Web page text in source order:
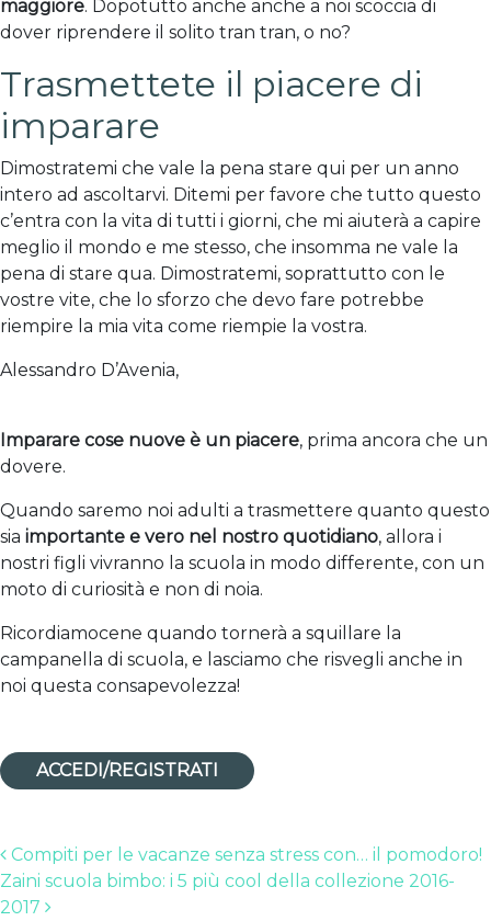
maggiore. Dopotutto anche anche a noi scoccia di
dover riprendere il solito tran tran, o no?
Trasmettete il piacere di
imparare
Dimostratemi che vale la pena stare qui per un anno
intero ad ascoltarvi. Ditemi per favore che tutto questo
c’entra con la vita di tutti i giorni, che mi aiuterà a capire
meglio il mondo e me stesso, che insomma ne vale la
pena di stare qua. Dimostratemi, soprattutto con le
vostre vite, che lo sforzo che devo fare potrebbe
riempire la mia vita come riempie la vostra.
Alessandro D’Avenia,
Imparare cose nuove è un piacere, prima ancora che un
dovere.
Quando saremo noi adulti a trasmettere quanto questo
sia importante e vero nel nostro quotidiano, allora i
nostri figli vivranno la scuola in modo differente, con un
moto di curiosità e non di noia.
Ricordiamocene quando tornerà a squillare la
campanella di scuola, e lasciamo che risvegli anche in
noi questa consapevolezza!
ACCEDI/REGISTRATI
Post navigation
Compiti per le vacanze senza stress con… il pomodoro!
Zaini scuola bimbo: i 5 più cool della collezione 2016-
2017